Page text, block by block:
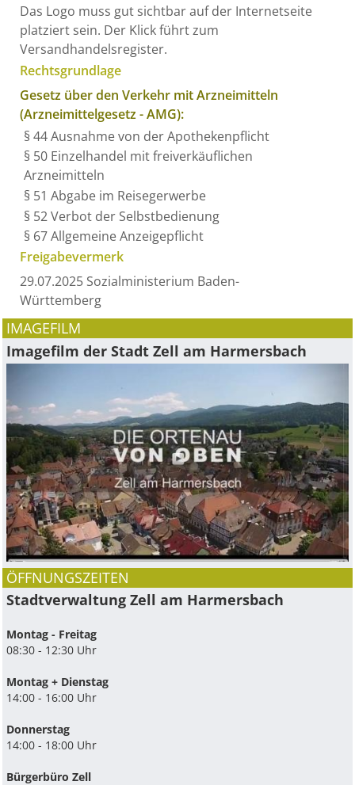
Das Logo muss gut sichtbar auf der Internetseite
platziert sein. Der Klick führt zum
Versandhandelsregister.
Rechtsgrundlage
Gesetz über den Verkehr mit Arzneimitteln
(Arzneimittelgesetz - AMG):
§ 44 Ausnahme von der Apothekenpflicht
§ 50 Einzelhandel mit freiverkäuflichen
Arzneimitteln
§ 51 Abgabe im Reisegerwerbe
§ 52 Verbot der Selbstbedienung
§ 67 Allgemeine Anzeigepflicht
Freigabevermerk
29.07.2025 Sozialministerium Baden-
Württemberg
IMAGEFILM
Imagefilm der Stadt Zell am Harmersbach
ÖFFNUNGSZEITEN
Stadtverwaltung Zell am Harmersbach
Montag - Freitag
08:30 - 12:30 Uhr
Montag + Dienstag
14:00 - 16:00 Uhr
Donnerstag
14:00 - 18:00 Uhr
Bürgerbüro Zell